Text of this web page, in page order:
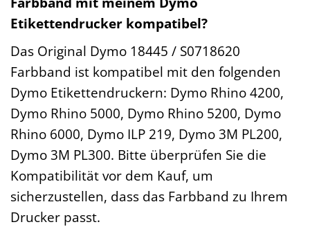
Etikettendrucker kompatibel?
Das Original Dymo 18445 / S0718620
Farbband ist kompatibel mit den folgenden
Dymo Etikettendruckern: Dymo Rhino 4200,
Dymo Rhino 5000, Dymo Rhino 5200, Dymo
Rhino 6000, Dymo ILP 219, Dymo 3M PL200,
Dymo 3M PL300. Bitte überprüfen Sie die
Kompatibilität vor dem Kauf, um
sicherzustellen, dass das Farbband zu Ihrem
Drucker passt.